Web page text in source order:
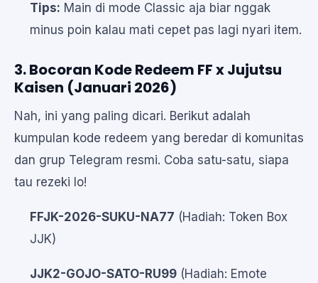
Tips: Main di mode Classic aja biar nggak
minus poin kalau mati cepet pas lagi nyari item.
3. Bocoran Kode Redeem FF x Jujutsu
Kaisen (Januari 2026)
Nah, ini yang paling dicari. Berikut adalah
kumpulan kode redeem yang beredar di komunitas
dan grup Telegram resmi. Coba satu-satu, siapa
tau rezeki lo!
FFJK-2026-SUKU-NA77 (Hadiah: Token Box
JJK)
JJK2-GOJO-SATO-RU99 (Hadiah: Emote